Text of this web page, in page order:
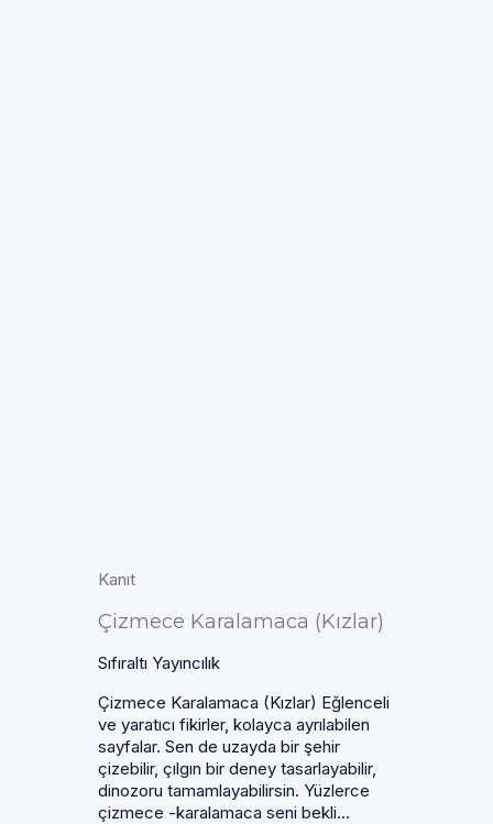
Kanıt
Çizmece Karalamaca (Kızlar)
Sıfıraltı Yayıncılık
Çizmece Karalamaca (Kızlar) Eğlenceli
ve yaratıcı fikirler, kolayca ayrılabilen
sayfalar. Sen de uzayda bir şehir
çizebilir, çılgın bir deney tasarlayabilir,
dinozoru tamamlayabilirsin. Yüzlerce
çizmece -karalamaca seni bekli...